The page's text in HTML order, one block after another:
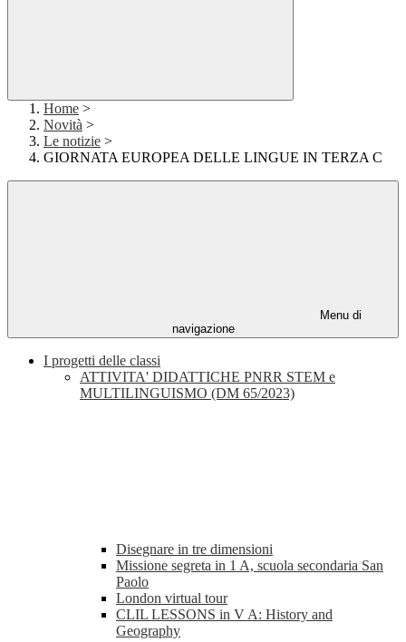
Home >
Novità >
Le notizie >
GIORNATA EUROPEA DELLE LINGUE IN TERZA C
Menu di
navigazione
I progetti delle classi
ATTIVITA' DIDATTICHE PNRR STEM e
MULTILINGUISMO (DM 65/2023)
Disegnare in tre dimensioni
Missione segreta in 1 A, scuola secondaria San
Paolo
London virtual tour
CLIL LESSONS in V A: History and
Geography